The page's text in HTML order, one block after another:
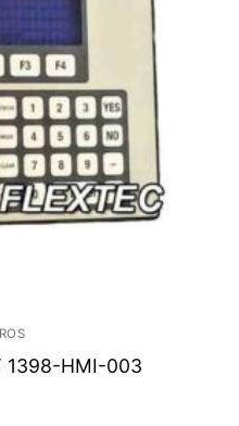
1398-HMI-003